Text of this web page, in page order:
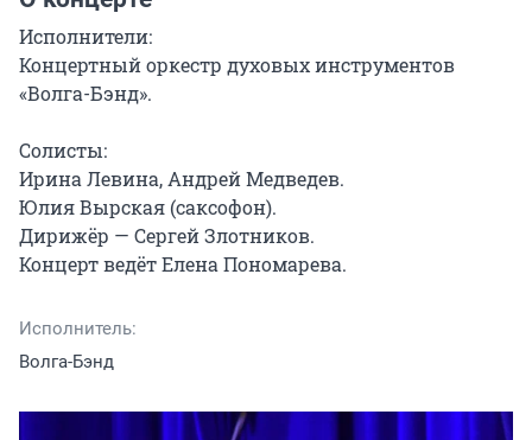
Исполнители:
Концертный оркестр духовых инструментов
«Волга-Бэнд».
Солисты:
Ирина Левина, Андрей Медведев.
Юлия Вырская (саксофон).
Дирижёр — Сергей Злотников.
Концерт ведёт Елена Пономарева.
Исполнитель:
Волга-Бэнд